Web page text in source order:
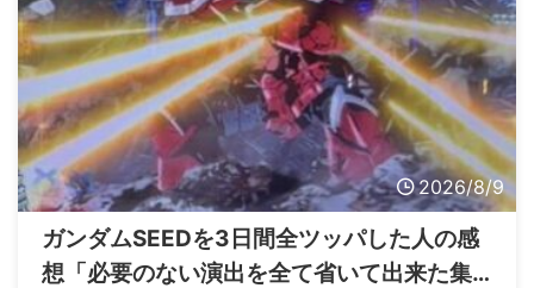
2026/8/9
ガンダムSEEDを3日間全ツッパした人の感
想「必要のない演出を全て省いて出来た集